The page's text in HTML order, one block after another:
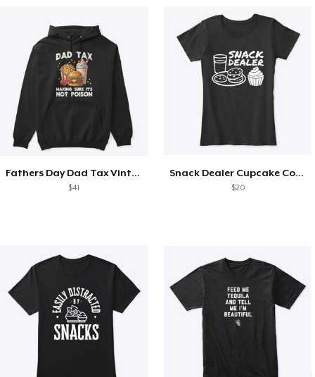
Fathers Day Dad Tax Vintage Papa T-Shirt
$41
Snack Dealer Cupcake Cookie and Milk
$20